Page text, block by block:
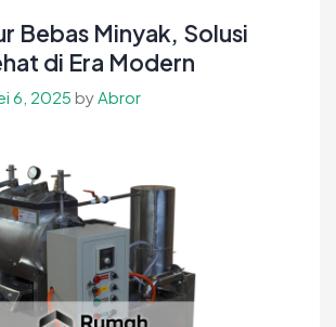
Bebas Minyak, Solusi
di Era Modern
6, 2025 byAbror